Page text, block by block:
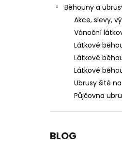
Běhouny a
Akce, slevy,
Vánoční
Látkové
Látkové
Látkové
Ubrusy šité
Půjčovna
BLOG
PŮJČOVNA
550 Kč